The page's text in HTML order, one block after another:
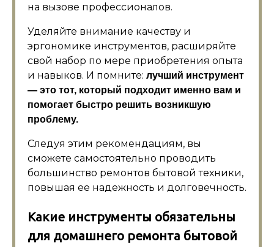
на вызове профессионалов.
Уделяйте внимание качеству и
эргономике инструментов, расширяйте
свой набор по мере приобретения опыта
и навыков. И помните: лучший инструмент
— это тот, который подходит именно вам и
помогает быстро решить возникшую
проблему.
Следуя этим рекомендациям, вы
сможете самостоятельно проводить
большинство ремонтов бытовой техники,
повышая ее надежность и долговечность.
Какие инструменты обязательны
для домашнего ремонта бытовой